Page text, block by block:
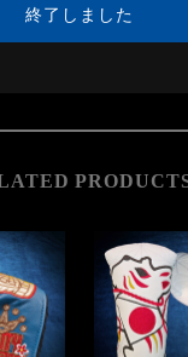
終了しました